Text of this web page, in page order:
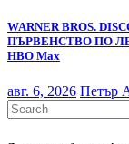
WARNER BROS.
ПЪРВЕНСТВО ПО
НВО Мах
авг. 6, 2026 Петър